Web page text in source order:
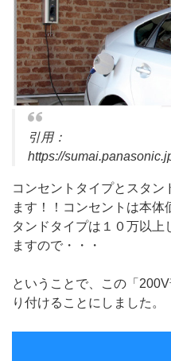
引用：
https://
コンセントタイプとスタン
ます！！コンセントは本体
タンドタイプは１０万以上
ますので・・・
ということで、この「
り付けることにしました。